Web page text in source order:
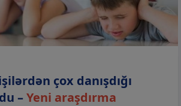
çox danışdığı
–Yeni araşdırma